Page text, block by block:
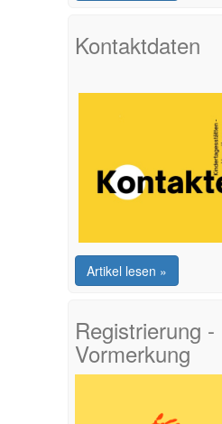
Kontaktdaten
Artikel lesen »
Registrierung -
Vormerkung